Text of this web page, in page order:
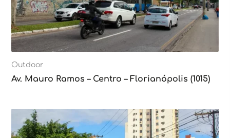
Outdoor
Av. Mauro Ramos – Centro – Florianópolis (1015)